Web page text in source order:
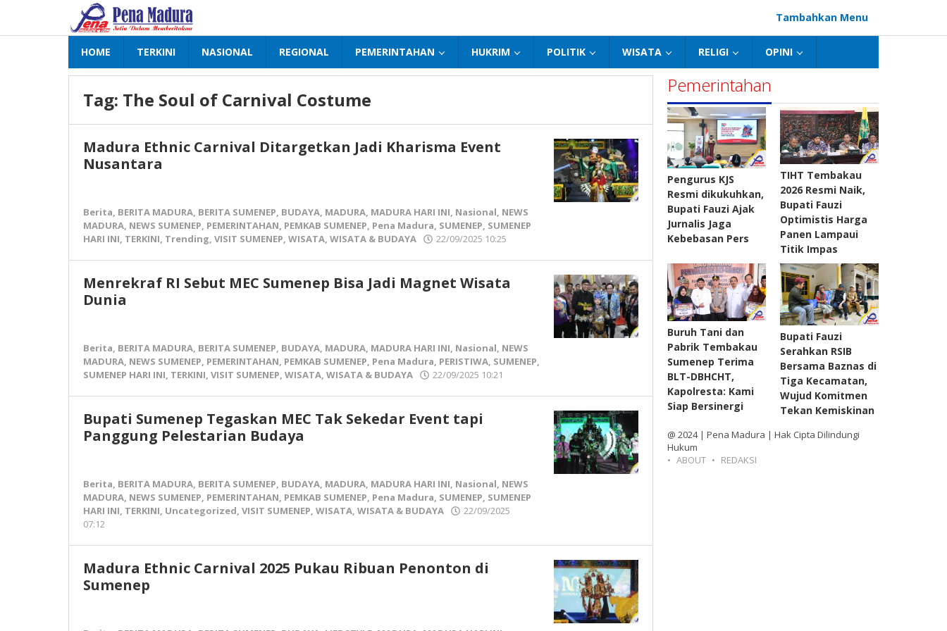
konten
Tambahkan Menu
HOME TERKINI NASIONAL REGIONAL PEMERINTAHAN HUKRIM POLITIK WISATA RELIGI OPINI
Tag: The Soul of Carnival Costume
Madura Ethnic Carnival Ditargetkan Jadi Kharisma Event
Nusantara
Berita, BERITA MADURA, BERITA SUMENEP, BUDAYA, MADURA, MADURA HARI INI, Nasional, NEWS
MADURA, NEWS SUMENEP, PEMERINTAHAN, PEMKAB SUMENEP, Pena Madura, SUMENEP, SUMENEP
HARI INI, TERKINI, Trending, VISIT SUMENEP, WISATA, WISATA & BUDAYA 22/09/2025 10:25
Menrekraf RI Sebut MEC Sumenep Bisa Jadi Magnet Wisata
Dunia
Berita, BERITA MADURA, BERITA SUMENEP, BUDAYA, MADURA, MADURA HARI INI, Nasional, NEWS
MADURA, NEWS SUMENEP, PEMERINTAHAN, PEMKAB SUMENEP, Pena Madura, PERISTIWA, SUMENEP,
SUMENEP HARI INI, TERKINI, VISIT SUMENEP, WISATA, WISATA & BUDAYA 22/09/2025 10:21
Bupati Sumenep Tegaskan MEC Tak Sekedar Event tapi
Panggung Pelestarian Budaya
Berita, BERITA MADURA, BERITA SUMENEP, BUDAYA, MADURA, MADURA HARI INI, Nasional, NEWS
MADURA, NEWS SUMENEP, PEMERINTAHAN, PEMKAB SUMENEP, Pena Madura, SUMENEP, SUMENEP
HARI INI, TERKINI, Uncategorized, VISIT SUMENEP, WISATA, WISATA & BUDAYA
22/09/2025
07:12
Madura Ethnic Carnival 2025 Pukau Ribuan Penonton di
Sumenep
Pemerintahan
Pengurus KJS
Resmi dikukuhkan,
Bupati Fauzi Ajak
Jurnalis Jaga
Kebebasan Pers
TIHT Tembakau
2026 Resmi Naik,
Bupati Fauzi
Optimistis Harga
Panen Lampaui
Titik Impas
Buruh Tani dan
Pabrik Tembakau
Sumenep Terima
BLT-DBHCHT,
Kapolresta: Kami
Siap Bersinergi
Bupati Fauzi
Serahkan RSIB
Bersama Baznas di
Tiga Kecamatan,
Wujud Komitmen
Tekan Kemiskinan
@ 2024 | Pena Madura | Hak Cipta Dilindungi
Hukum
ABOUT
REDAKSI